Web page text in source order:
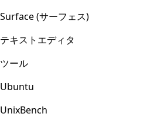
Surface (サーフェス)
テキストエディタ
ツール
Ubuntu
UnixBench